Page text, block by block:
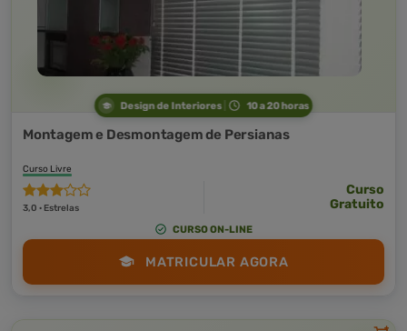
Design de Interiores 10 a 20 horas
Montagem e Desmontagem de Persianas
Curso Livre
3,0 · Estrelas
Curso
Gratuito
CURSO ON-LINE
MATRICULAR AGORA